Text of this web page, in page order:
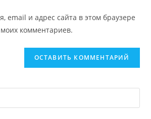
email и адрес сайта в этом браузере
комментариев.